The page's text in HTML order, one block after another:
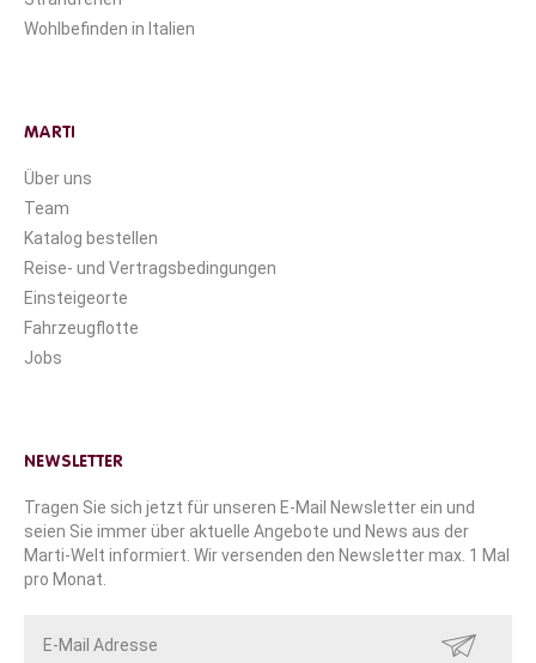
Wohlbefinden in Italien
MARTI
Über uns
Team
Katalog bestellen
Reise- und Vertragsbedingungen
Einsteigeorte
Fahrzeugflotte
Jobs
NEWSLETTER
Tragen Sie sich jetzt für unseren E-Mail Newsletter ein und
seien Sie immer über aktuelle Angebote und News aus der
Marti-Welt informiert. Wir versenden den Newsletter max. 1 Mal
pro Monat.
SENDEN